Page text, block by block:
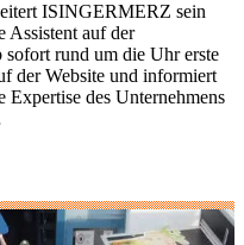
ISINGERMERZ sein
Assistent auf der
sofort rund um die Uhr erste
der Website und informiert
des Unternehmens